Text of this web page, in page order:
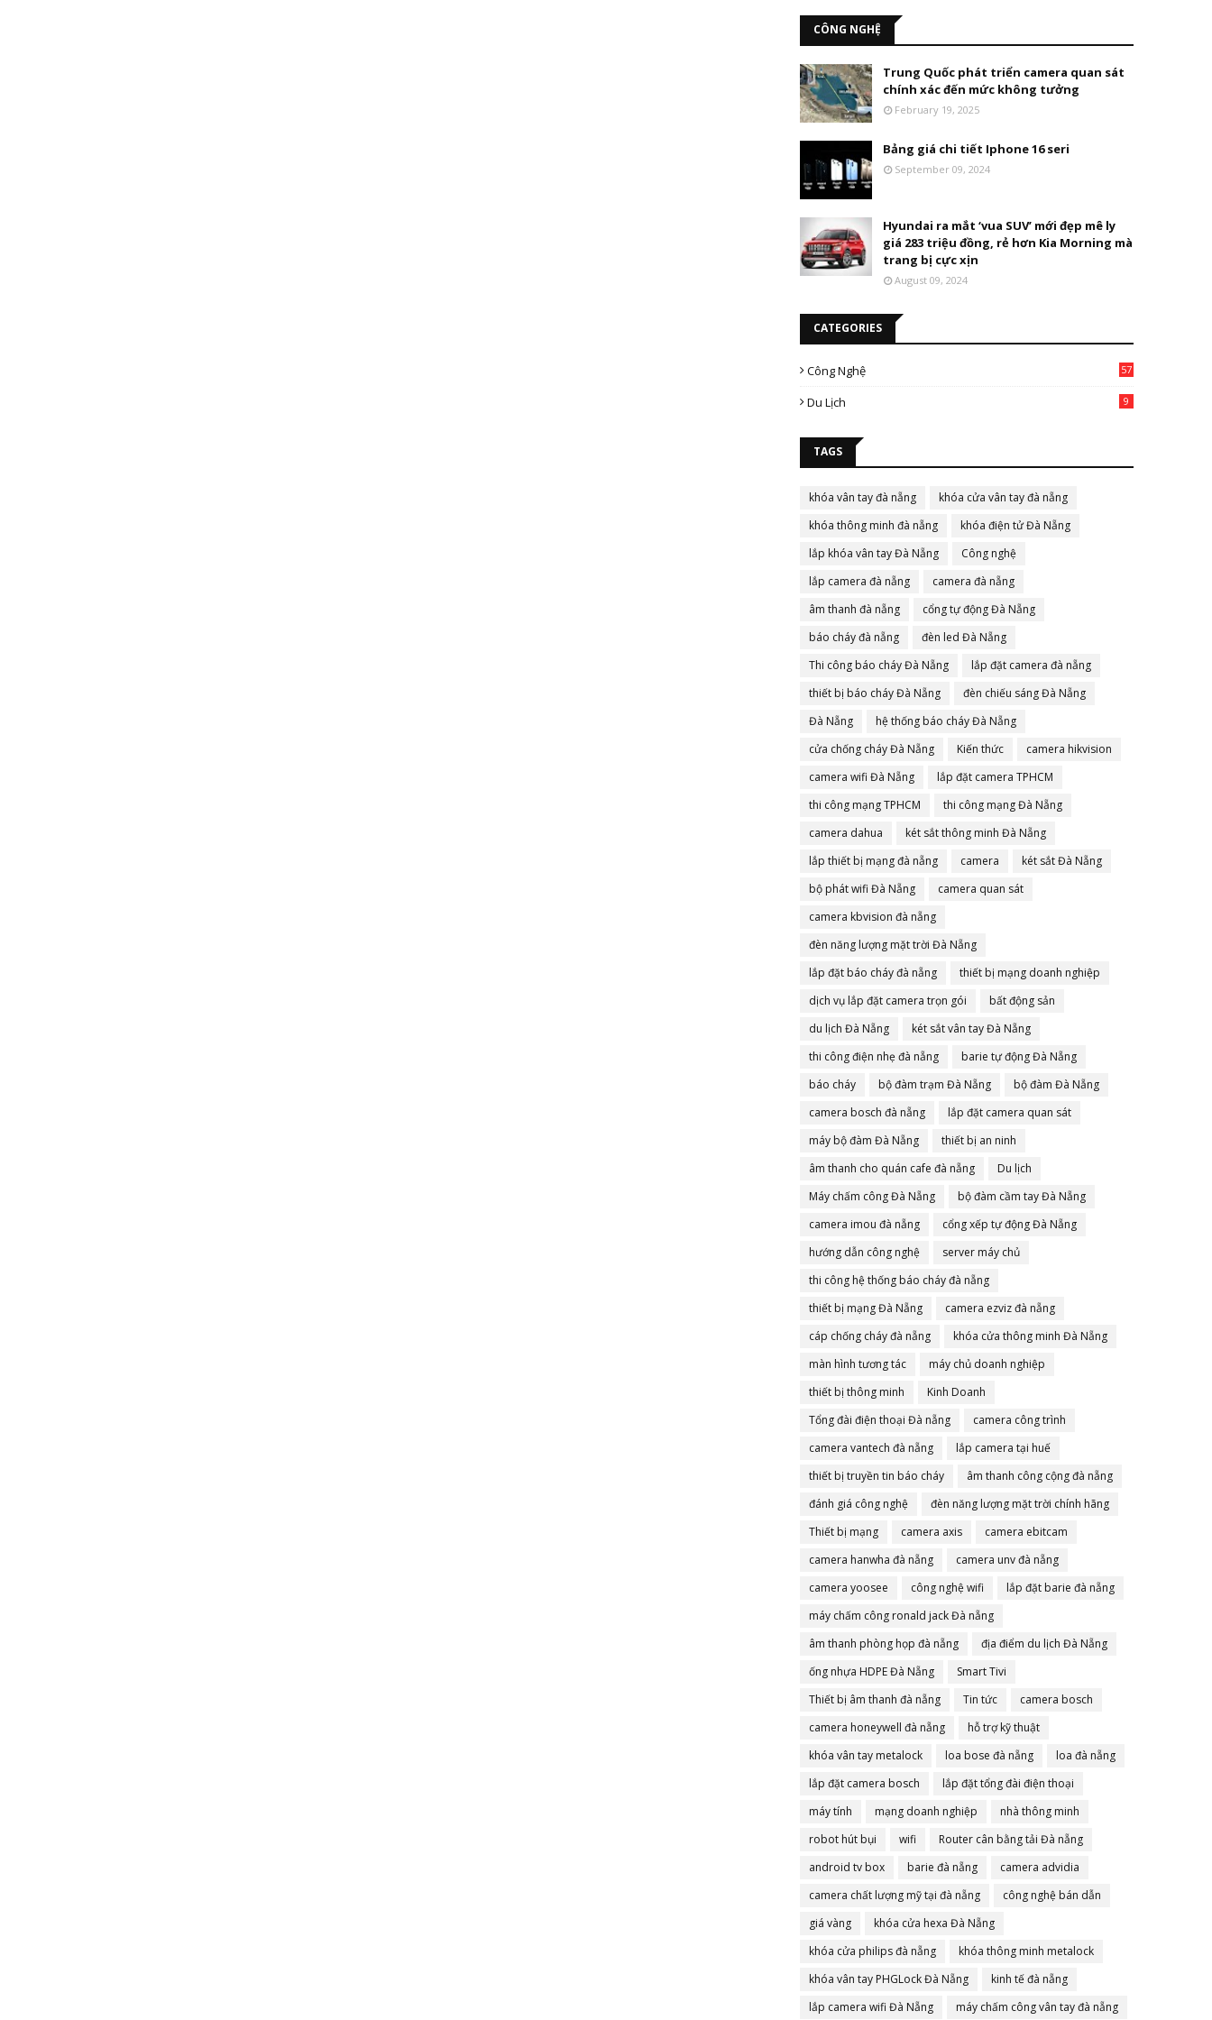
CÔNG NGHỆ
Trung Quốc phát triển camera quan sát
chính xác đến mức không tưởng
February 19, 2025
Bảng giá chi tiết Iphone 16 seri
September 09, 2024
Hyundai ra mắt ‘vua SUV’ mới đẹp mê ly
giá 283 triệu đồng, rẻ hơn Kia Morning mà
trang bị cực xịn
August 09, 2024
CATEGORIES
Công Nghệ 57
Du Lịch 9
TAGS
khóa vân tay đà nẵng
khóa cửa vân tay đà nẵng
khóa thông minh đà nẵng
khóa điện tử Đà Nẵng
lắp khóa vân tay Đà Nẵng
Công nghệ
lắp camera đà nẵng
camera đà nẵng
âm thanh đà nẵng
cổng tự động Đà Nẵng
báo cháy đà nẵng
đèn led Đà Nẵng
Thi công báo cháy Đà Nẵng
lắp đặt camera đà nẵng
thiết bị báo cháy Đà Nẵng
đèn chiếu sáng Đà Nẵng
Đà Nẵng
hệ thống báo cháy Đà Nẵng
cửa chống cháy Đà Nẵng
Kiến thức
camera hikvision
camera wifi Đà Nẵng
lắp đặt camera TPHCM
thi công mạng TPHCM
thi công mạng Đà Nẵng
camera dahua
két sắt thông minh Đà Nẵng
lắp thiết bị mạng đà nẵng
camera
két sắt Đà Nẵng
bộ phát wifi Đà Nẵng
camera quan sát
camera kbvision đà nẵng
đèn năng lượng mặt trời Đà Nẵng
lắp đặt báo cháy đà nẵng
thiết bị mạng doanh nghiệp
dịch vụ lắp đặt camera trọn gói
bất động sản
du lịch Đà Nẵng
két sắt vân tay Đà Nẵng
thi công điện nhẹ đà nẵng
barie tự động Đà Nẵng
báo cháy
bộ đàm trạm Đà Nẵng
bộ đàm Đà Nẵng
camera bosch đà nẵng
lắp đặt camera quan sát
máy bộ đàm Đà Nẵng
thiết bị an ninh
âm thanh cho quán cafe đà nẵng
Du lịch
Máy chấm công Đà Nẵng
bộ đàm cầm tay Đà Nẵng
camera imou đà nẵng
cổng xếp tự động Đà Nẵng
hướng dẫn công nghệ
server máy chủ
thi công hệ thống báo cháy đà nẵng
thiết bị mạng Đà Nẵng
camera ezviz đà nẵng
cáp chống cháy đà nẵng
khóa cửa thông minh Đà Nẵng
màn hình tương tác
máy chủ doanh nghiệp
thiết bị thông minh
Kinh Doanh
Tổng đài điện thoại Đà nẵng
camera công trình
camera vantech đà nẵng
lắp camera tại huế
thiết bị truyền tin báo cháy
âm thanh công cộng đà nẵng
đánh giá công nghệ
đèn năng lượng mặt trời chính hãng
Thiết bị mạng
camera axis
camera ebitcam
camera hanwha đà nẵng
camera unv đà nẵng
camera yoosee
công nghệ wifi
lắp đặt barie đà nẵng
máy chấm công ronald jack Đà nẵng
âm thanh phòng họp đà nẵng
địa điểm du lịch Đà Nẵng
ống nhựa HDPE Đà Nẵng
Smart Tivi
Thiết bị âm thanh đà nẵng
Tin tức
camera bosch
camera honeywell đà nẵng
hỗ trợ kỹ thuật
khóa vân tay metalock
loa bose đà nẵng
loa đà nẵng
lắp đặt camera bosch
lắp đặt tổng đài điện thoại
máy tính
mạng doanh nghiệp
nhà thông minh
robot hút bụi
wifi
Router cân bằng tải Đà nẵng
android tv box
barie đà nẵng
camera advidia
camera chất lượng mỹ tại đà nẵng
công nghệ bán dẫn
giá vàng
khóa cửa hexa Đà Nẵng
khóa cửa philips đà nẵng
khóa thông minh metalock
khóa vân tay PHGLock Đà Nẵng
kinh tế đà nẵng
lắp camera wifi Đà Nẵng
máy chấm công vân tay đà nẵng